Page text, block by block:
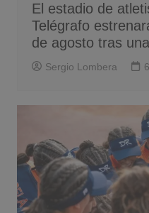
El estadio de
Telégrafo
de agosto tras
Sergio Lombera